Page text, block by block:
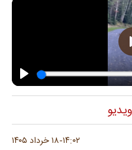
ویدیو
۱۴:۰۲-۱۸ خرداد ۱۴۰۵